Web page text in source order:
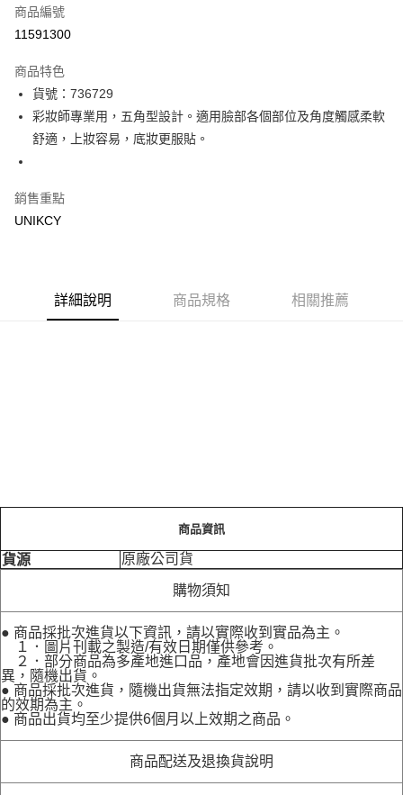
信用卡一次付款
LINE Pay
Apple Pay
悠遊付
Google Pay
7-11取貨付款［需3-5個工作天不含預購商品］
每筆NT$70，滿NT$499(含以上)免運費
商品編號
11591300
商品特色
貨號：736729
彩妝師專業用，五角型設計。適用臉部各個部位及角度觸感柔軟
舒適，上妝容易，底妝更服貼。
銷售重點
UNIKCY
詳細說明 商品規格 相關推薦
商品資訊
貨源 原廠公司貨
購物須知
● 商品採批次進貨以下資訊，請以實際收到實品為主。
１．圖片刊載之製造/有效日期僅供參考。
２．部分商品為多產地進口品，產地會因進貨批次有所差
異，隨機出貨。
● 商品採批次進貨，隨機出貨無法指定效期，請以收到實際商品
的效期為主。
● 商品出貨均至少提供6個月以上效期之商品。
商品配送及退換貨說明